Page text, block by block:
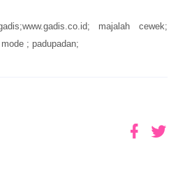
majalah cewek;
; padupadan;